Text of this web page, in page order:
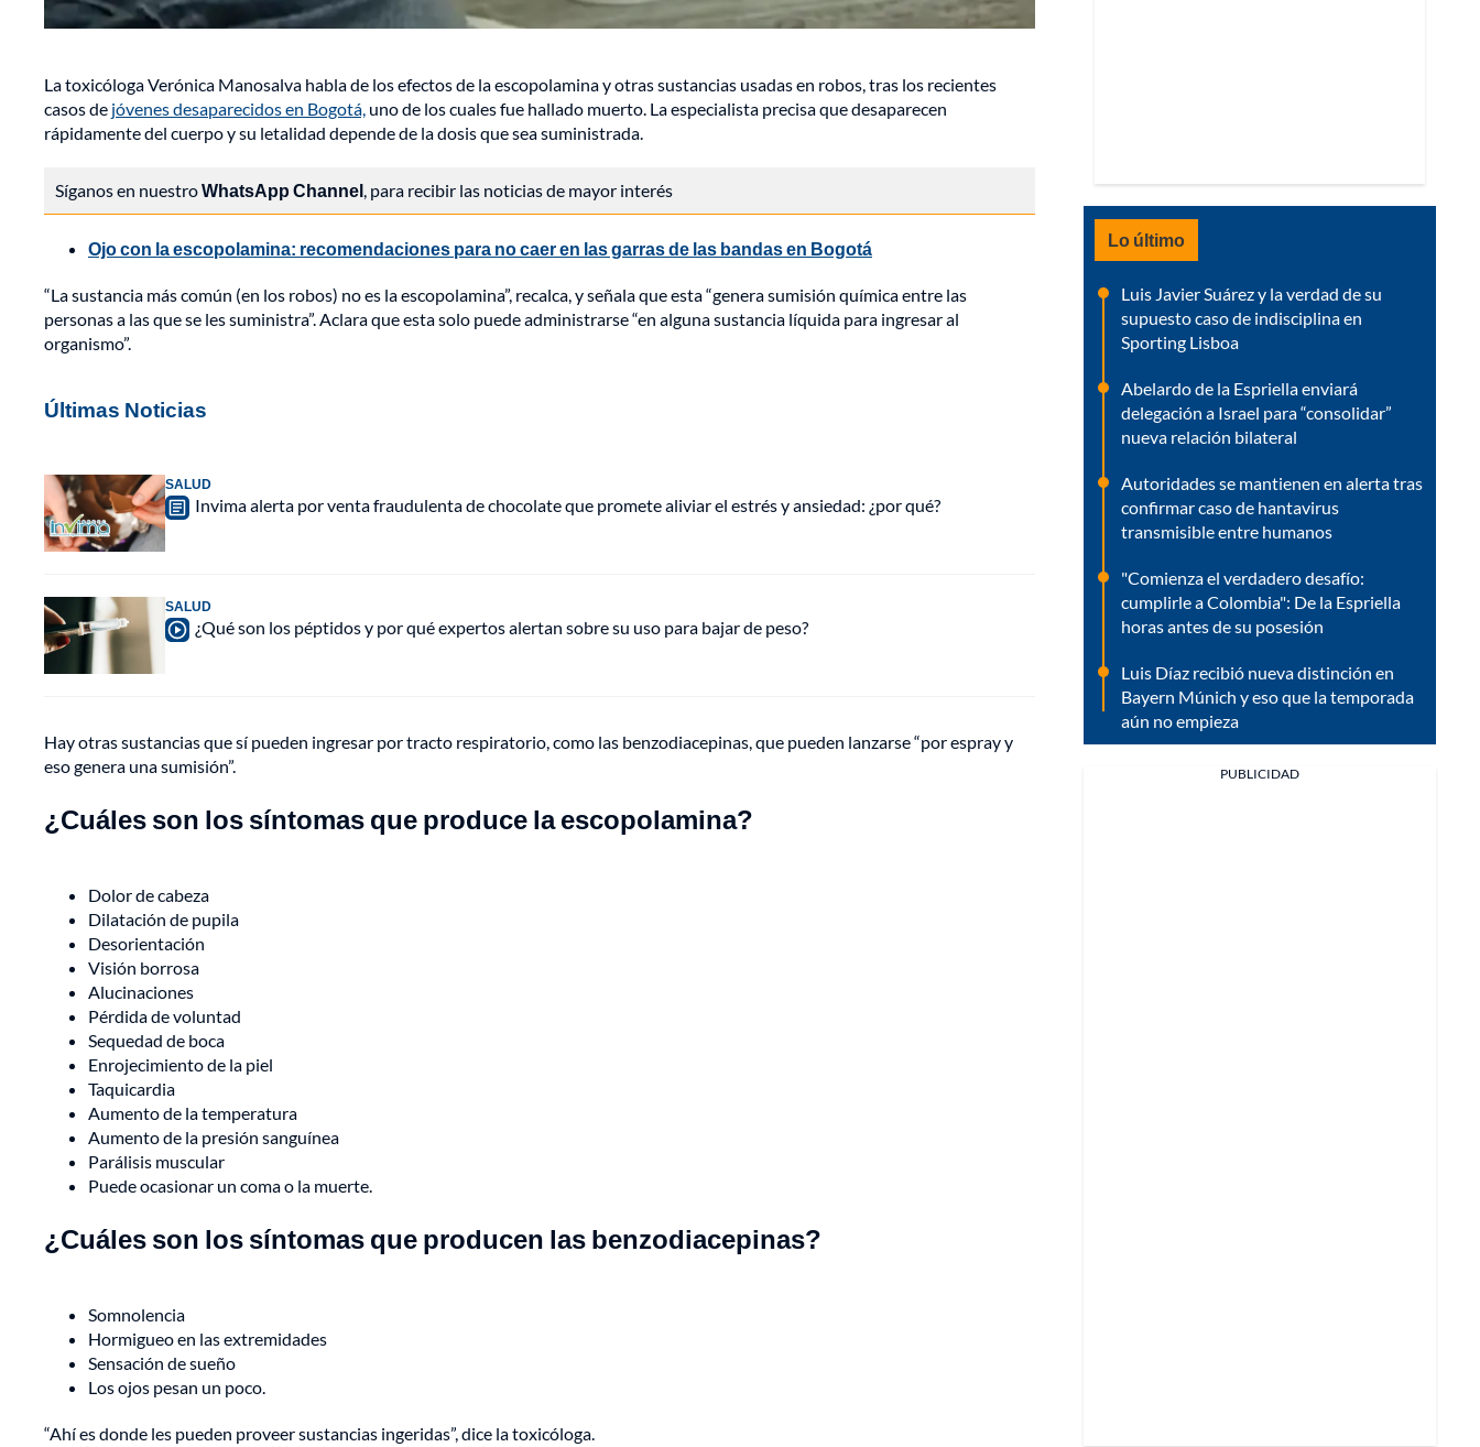
La toxicóloga Verónica Manosalva habla de los efectos de la escopolamina y otras sustancias usadas en robos, tras los recientes
casos de jóvenes desaparecidos en Bogotá, uno de los cuales fue hallado muerto. La especialista precisa que desaparecen
rápidamente del cuerpo y su letalidad depende de la dosis que sea suministrada.
Síganos en nuestroWhatsApp Channel, para recibir las noticias de mayor interés
Ojo con la escopolamina: recomendaciones para no caer en las garras de las bandas en Bogotá
“La sustancia más común (en los robos) no es la escopolamina”, recalca, y señala que esta “genera sumisión química entre las
personas a las que se les suministra”. Aclara que esta solo puede administrarse “en alguna sustancia líquida para ingresar al
organismo”.
Últimas Noticias
SALUD
Invima alerta por venta fraudulenta de chocolate que promete aliviar el estrés y ansiedad: ¿por qué?
SALUD
¿Qué son los péptidos y por qué expertos alertan sobre su uso para bajar de peso?
Hay otras sustancias que sí pueden ingresar por tracto respiratorio, como las benzodiacepinas, que pueden lanzarse “por espray y
eso genera una sumisión”.
¿Cuáles son los síntomas que produce la escopolamina?
Dolor de cabeza
Dilatación de pupila
Desorientación
Visión borrosa
Alucinaciones
Pérdida de voluntad
Sequedad de boca
Enrojecimiento de la piel
Taquicardia
Aumento de la temperatura
Aumento de la presión sanguínea
Parálisis muscular
Puede ocasionar un coma o la muerte.
¿Cuáles son los síntomas que producen las benzodiacepinas?
Somnolencia
Hormigueo en las extremidades
Sensación de sueño
Los ojos pesan un poco.
“Ahí es donde les pueden proveer sustancias ingeridas”, dice la toxicóloga.
Lo último
Luis Javier Suárez y la verdad de su
supuesto caso de indisciplina en
Sporting Lisboa
Abelardo de la Espriella enviará
delegación a Israel para “consolidar”
nueva relación bilateral
Autoridades se mantienen en alerta tras
confirmar caso de hantavirus
transmisible entre humanos
"Comienza el verdadero desafío:
cumplirle a Colombia": De la Espriella
horas antes de su posesión
Luis Díaz recibió nueva distinción en
Bayern Múnich y eso que la temporada
aún no empieza
PUBLICIDAD